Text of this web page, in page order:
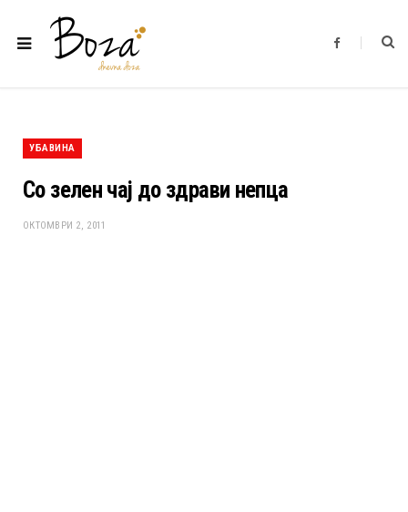
F
b
УБАВИНА
Со зелен чај до здрави непца
ОКТОМВРИ 2, 2011